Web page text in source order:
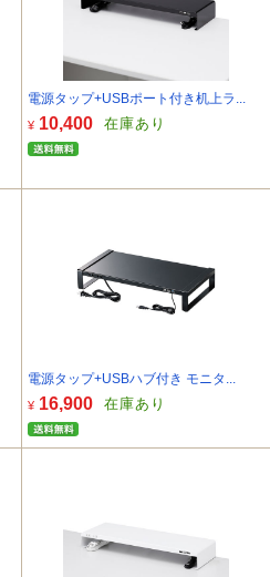
電源タップ+USBポート付き机上ラ...
¥ 10,400 在庫あり
電源タップ+USBハブ付き モニタ...
¥ 16,900 在庫あり